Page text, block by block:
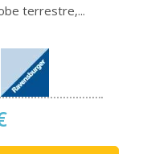
terrestre,...